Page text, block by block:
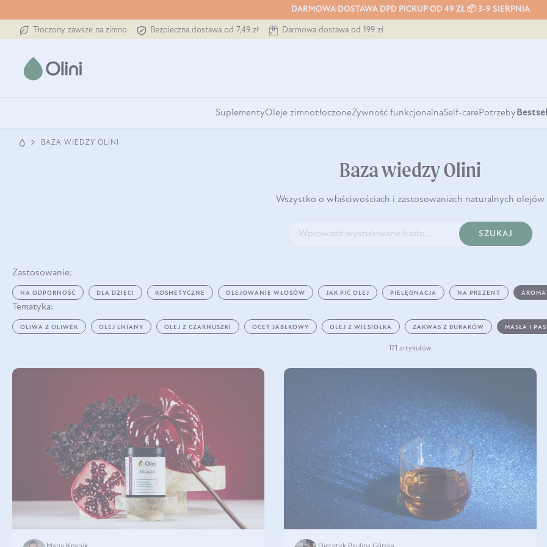
DARMOWA DOSTAWA DPD PICKUP OD 49 ZŁ 📦 3-9 SIERPNIA
Tłoczony zawsze na zimno Bezpieczna dostawa od 7,49 zł Darmowa dostawa od 199 zł
SuplementyOleje zimnotłoczoneŻywność funkcjonalnaSelf-carePotrzeby
BAZA WIEDZY OLINI
Baza wiedzy Olini
Wszystko o właściwościach i zastosowaniach naturalnych olejów
SZUKAJ
Zastosowanie:
NA ODPORNOŚĆ DLA DZIECI KOSMETYCZNE OLEJOWANIE WŁOSÓW JAK PIĆ OLEJ PIELĘGNACJA NA PREZENT
Tematyka:
OLIWA Z OLIWEK OLEJ LNIANY OLEJ Z CZARNUSZKI OCET JABŁKOWY OLEJ Z WIESIOŁKA ZAKWAS Z BURAKÓW MASŁA I
171 artykułów